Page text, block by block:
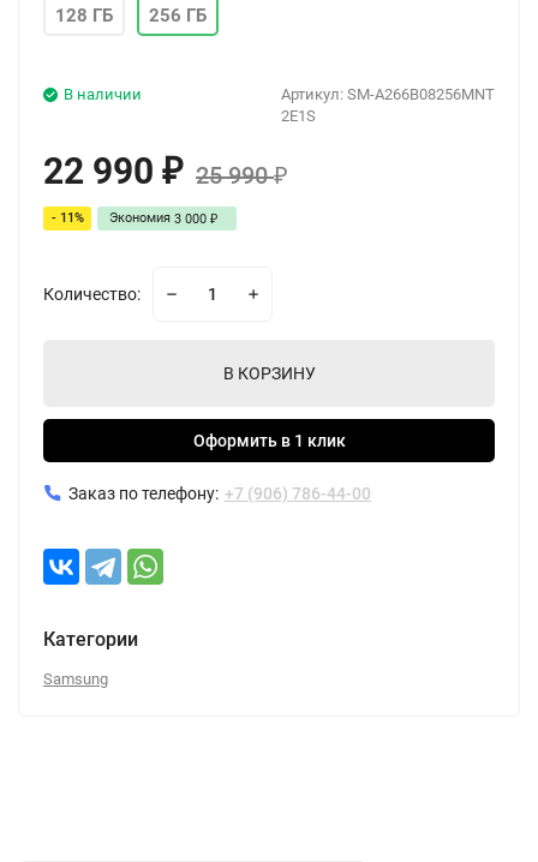
128 ГБ 256 ГБ
Артикул: SM-A266B08256MNT
2E1S
В наличии
22 990 ₽ 25 990₽
- 11% Экономия 3 000 ₽
Количество:
В КОРЗИНУ
Оформить в 1 клик
Заказ по телефону: +7 (906) 786-44-00
Категории
Samsung